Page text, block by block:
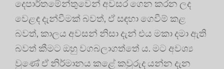
දෙපාර්තමේන්තුවෙන් අවසර ගෙන කරන ලද
වෙළඳ දැන්වීමක් බවත්, ඒ සඳහා ගෙවීම් කළ
බවත්, කාලය අවසන් නිසා දැන් එය මකා දමා ඇති
බවත් කීමට ඔහු වගබලාගත්තේ ය. මට අවශ්‍ය
වුණේ ඒ නිර්මානය කළේ කවුරුද යන්න දැන